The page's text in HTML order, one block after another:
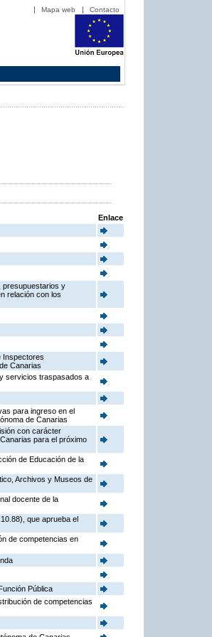
Mapa web Contacto
Enlace
presupuestarios y
relación con los
Inspectores
Canarias
servicios traspasados a
para ingreso en el
de Canarias
con carácter
para el próximo
de Educación de la
Archivos y Museos de
docente de la
que aprueba el
de competencias en
Pública
de competencias